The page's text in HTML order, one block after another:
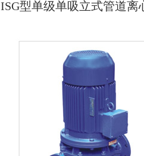
ISG型单级单吸立式管道离